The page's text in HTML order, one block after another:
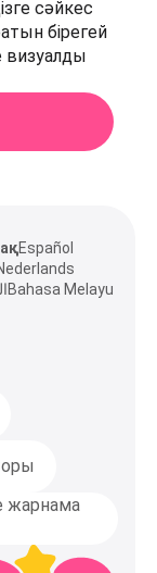
сәйкес
бірегей
визуалды
Español
Bahasa Melayu
жарнама